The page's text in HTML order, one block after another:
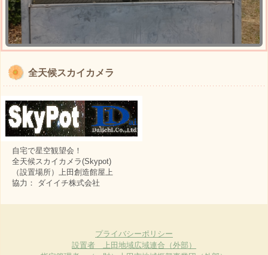
全天候スカイカメラ
自宅で星空観望会！
全天候スカイカメラ(Skypot)
（設置場所）上田創造館屋上
協力： ダイイチ株式会社
プライバシーポリシー
設置者 上田地域広域連合（外部）